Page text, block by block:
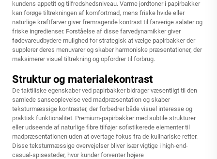
kundens appetit og tilfredshedsniveau. Varme jordtoner i papirbakker
kan forøge tiltrekningen af komfortmad, mens friske hvide eller
naturlige kraftfarver giver fremragende kontrast til farverige salater og
friske ingredienser. Forståelse af disse farvedynamikker giver
fødevareudbydere mulighed for strategisk at vælge papirbakkerder
supplerer deres menuvarer og skaber harmoniske præsentationer, der
maksimerer visuel tiltrekning og opfordrer til forbrug.
Struktur og materialekontrast
De taktiliske egenskaber ved papirbakker bidrager væsentligt til den
samlede sanseoplevelse ved madpræsentation og skaber
teksturmæssige kontraster, der forbedrer både visuel interesse og
praktisk funktionalitet. Premium-papirbakker med subtile strukturer
eller udseende af naturlige fibre tilføjer sofistikerede elementer til
madpræsentationen uden at overtage fokus fra de kulinariske retter.
Disse teksturmæssige overvejelser bliver især vigtige i high-end-
casual-spisesteder, hvor kunder forventer højere